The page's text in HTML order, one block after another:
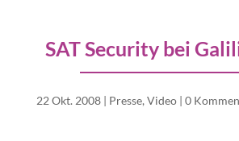
SAT Security bei
22 Okt. 2008| Presse, Video| 0